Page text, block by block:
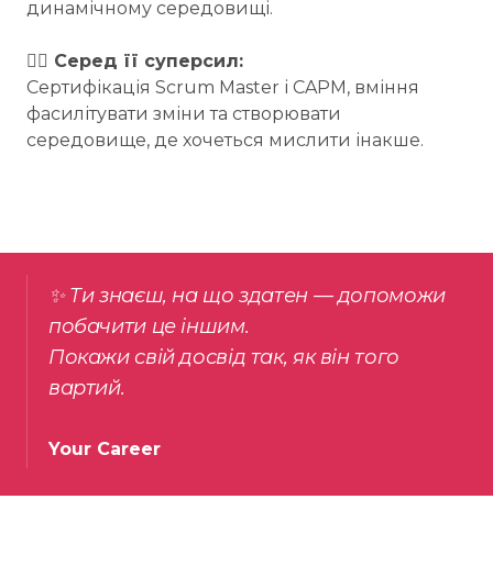
динамічному середовищі.
🦸‍♀️ Серед її суперсил:
Сертифікація Scrum Master і CAPM, вміння
фасилітувати зміни та створювати
середовище, де хочеться мислити інакше.
✨ Ти знаєш, на що здатен — допоможи
побачити це іншим.
Покажи свій досвід так, як він того
вартий.
Your Career